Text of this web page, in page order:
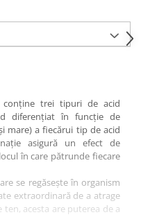
conține trei tipuri de acid
diferențiat în funcție de
mare) a fiecărui tip de acid
asigură un efect de
în care pătrunde fiecare
se regăseşte în organism
extraordinară de a atrage
ten, acesta are puterea de a